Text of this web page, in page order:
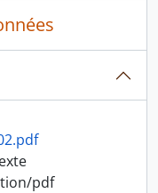
pdf